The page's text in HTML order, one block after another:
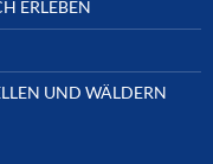
ERLEBEN
UND WÄLDERN